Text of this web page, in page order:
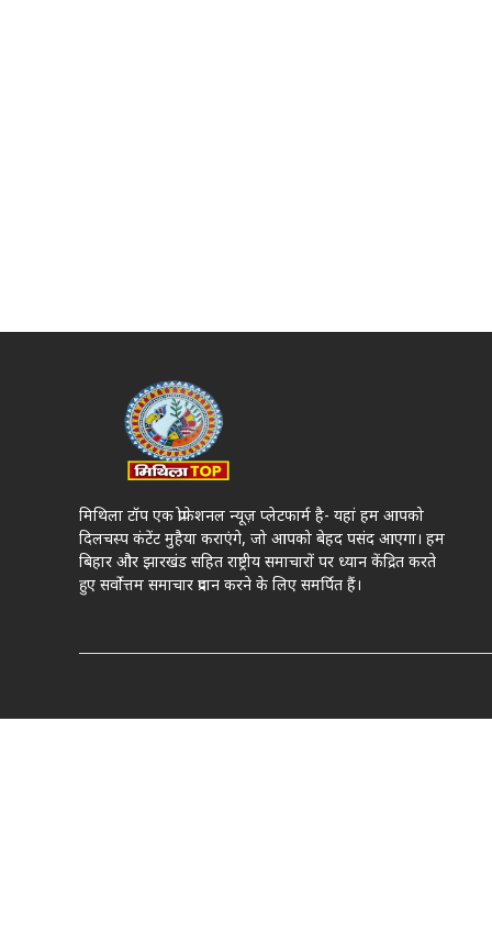
मिथिला टॉप एक प्रोफेशनल न्यूज़ प्लेटफार्म है- यहां हम आपको
दिलचस्प कंटेंट मुहैया कराएंगे, जो आपको बेहद पसंद आएगा। हम
बिहार और झारखंड सहित राष्ट्रीय समाचारों पर ध्यान केंद्रित करते
हुए सर्वोत्तम समाचार प्रदान करने के लिए समर्पित हैं।